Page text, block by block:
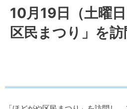
フォトダイアリー 2024年10月
10月19日（土曜日）「ほどがや区民ま
10月19日（土曜
区民まつり」を